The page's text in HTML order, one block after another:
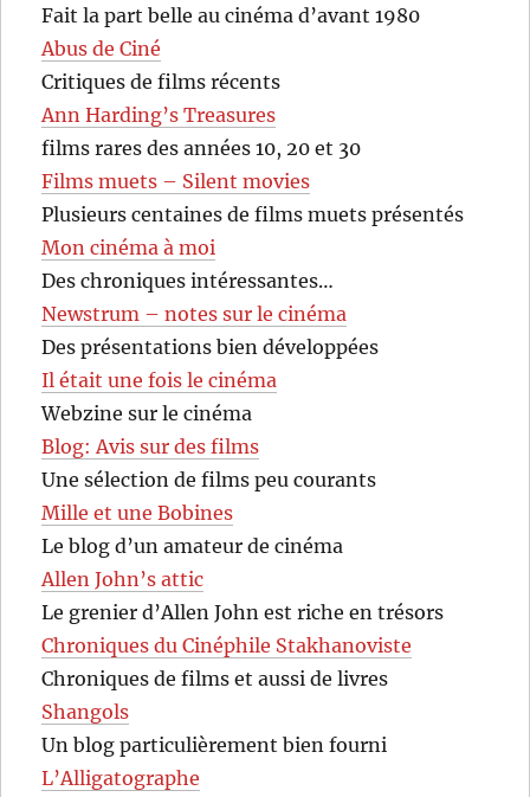
Fait la part belle au cinéma d’avant 1980
Abus de Ciné
Critiques de films récents
Ann Harding’s Treasures
films rares des années 10, 20 et 30
Films muets – Silent movies
Plusieurs centaines de films muets présentés
Mon cinéma à moi
Des chroniques intéressantes…
Newstrum – notes sur le cinéma
Des présentations bien développées
Il était une fois le cinéma
Webzine sur le cinéma
Blog: Avis sur des films
Une sélection de films peu courants
Mille et une Bobines
Le blog d’un amateur de cinéma
Allen John’s attic
Le grenier d’Allen John est riche en trésors
Chroniques du Cinéphile Stakhanoviste
Chroniques de films et aussi de livres
Shangols
Un blog particulièrement bien fourni
L’Alligatographe